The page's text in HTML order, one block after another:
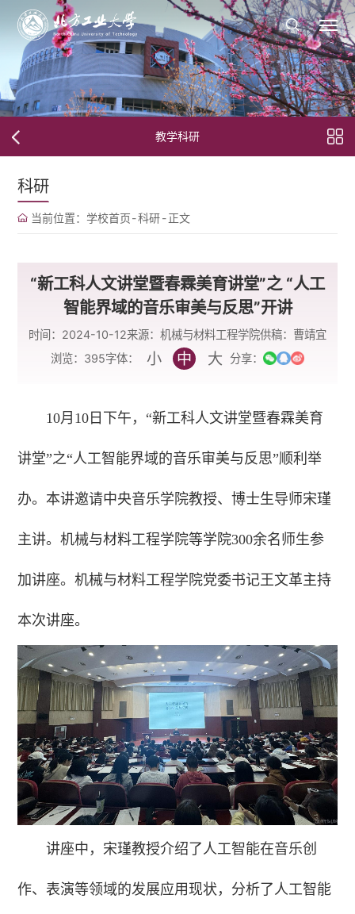
教学科研
科研
当前位置： 学校首页-科研-正文
“新工科人文讲堂暨春霖美育讲堂”之 “人工
智能界域的音乐审美与反思”开讲
时间：2024-10-12来源：机械与材料工程学院供稿：曹靖宜
浏览： 395字体： 小 中 大 分享：
10月10日下午，“新工科人文讲堂暨春霖美育
讲堂”之“人工智能界域的音乐审美与反思”顺利举
办。本讲邀请中央音乐学院教授、博士生导师宋瑾
主讲。机械与材料工程学院等学院300余名师生参
加讲座。机械与材料工程学院党委书记王文革主持
本次讲座。
讲座中，宋瑾教授介绍了人工智能在音乐创
作、表演等领域的发展应用现状，分析了人工智能